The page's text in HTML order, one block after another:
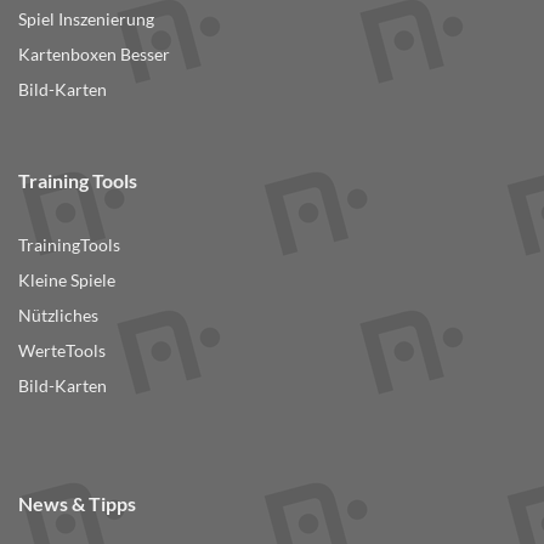
Spiel Inszenierung
Kartenboxen Besser
Bild-Karten
Training Tools
TrainingTools
Kleine Spiele
Nützliches
WerteTools
Bild-Karten
News & Tipps